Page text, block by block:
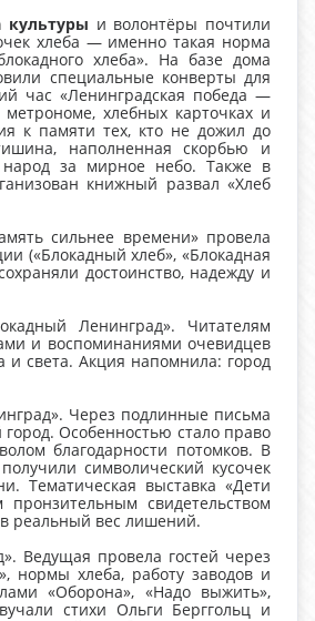
культуры и волонтёры почтили
хлеба — именно такая норма
хлеба». На базе дома
специальные конверты для
час «Ленинградская победа —
хлебных карточках и
к памяти тех, кто не дожил до
наполненная скорбью и
за мирное небо. Также в
книжный развал «Хлеб
сильнее времени» провела
(«Блокадный хлеб», «Блокадная
достоинство, надежду и
Ленинград». Читателям
и воспоминаниями очевидцев
и света. Акция напомнила: город
Через подлинные письма
Особенностью стало право
благодарности потомков. В
символический кусочек
выставка «Дети
свидетельством
реальный вес лишений.
Ведущая провела гостей через
нормы хлеба, работу заводов и
«Оборона», «Надо выжить»,
стихи Ольги Берггольц и